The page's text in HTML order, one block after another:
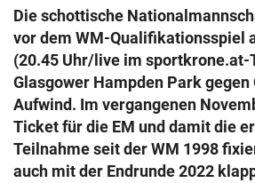
search
eingeben
© Krone Multimedia GmbH & Co KG 2026
Muthgasse 2, 1190 Wien
Die schottische
vor dem WM-Qualifikationsspiel
(20.45 Uhr/live im sportkrone.at-
Glasgower Hampden Park
Aufwind. Im vergangenen
Ticket für die EM und damit die
Teilnahme seit der WM 1998
auch mit der Endrunde 2022